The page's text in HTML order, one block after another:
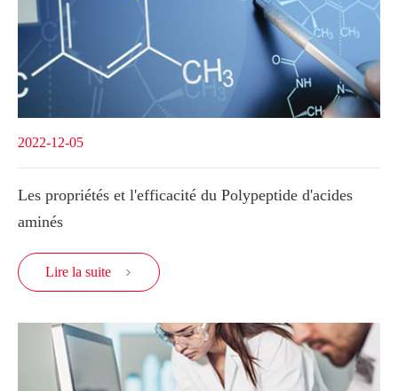
2022-12-05
Les propriétés et l'efficacité du Polypeptide d'acides
aminés
Lire la suite 